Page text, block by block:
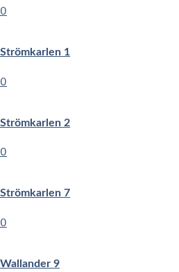
0
Strömkarlen 1
0
Strömkarlen 2
0
Strömkarlen 7
0
Wallander 9